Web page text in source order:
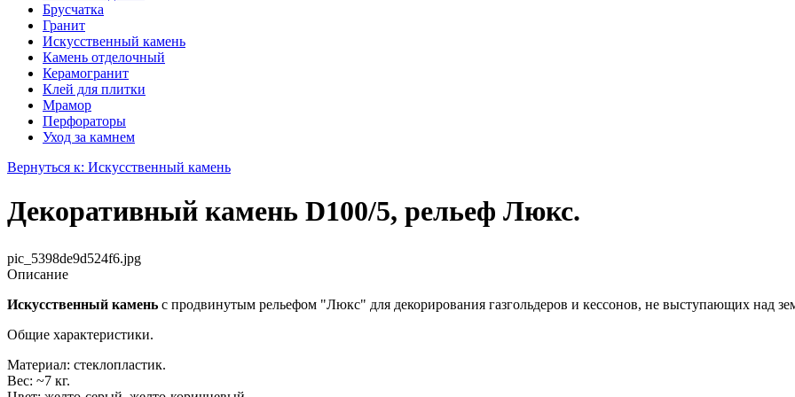
Брусчатка
Гранит
Искусственный камень
Камень отделочный
Керамогранит
Клей для плитки
Мрамор
Перфораторы
Уход за камнем
Вернуться к: Искусственный камень
Декоративный камень D100/5, рельеф Люкс.
pic_5398de9d524f6.jpg
Описание
Искусственный камень с продвинутым рельефом "Люкс" для декорирования газгольдеров и кессонов, не выступающих над
Общие характеристики.
Материал: стеклопластик.
Вес: ~7 кг.